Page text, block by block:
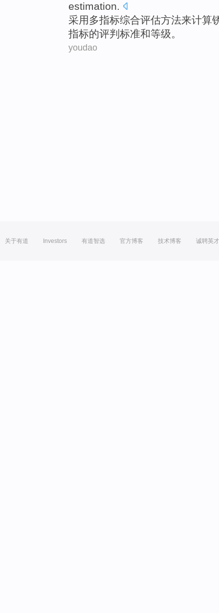
estimation.
采用 多指标综合评估方法来计算
指标的评判 标准和等级。
youdao
关于有道 Investors 有道智选 官方博客 技术博客 诚聘英才